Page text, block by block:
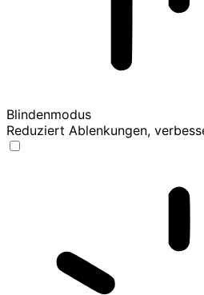
Blindenmodus
Reduziert Ablenkungen,